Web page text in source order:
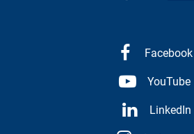
Facebook
YouTube
LinkedIn